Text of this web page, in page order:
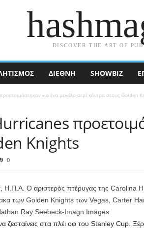
DISCOVER THE ART OF
ΔΙΕΘΝΉ SHOWBIZ
για ένα μεγάλο σερί κόντρα στους Golden
Knights
0
Η.Π.Α. Ο αριστερός πτέρυγας της Carolina
των Golden Knights των Vegas, Carter
Ray Seebeck-Imagn Images
ζεσταίνεις στα πλέι οφ του Stanley Cup.